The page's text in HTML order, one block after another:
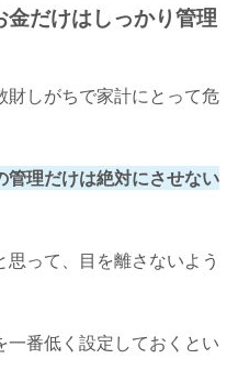
だけはしっかり管理
財しがちで家計にとって危
管理だけは絶対にさせない
って、目を離さないよう
一番低く設定しておくとい